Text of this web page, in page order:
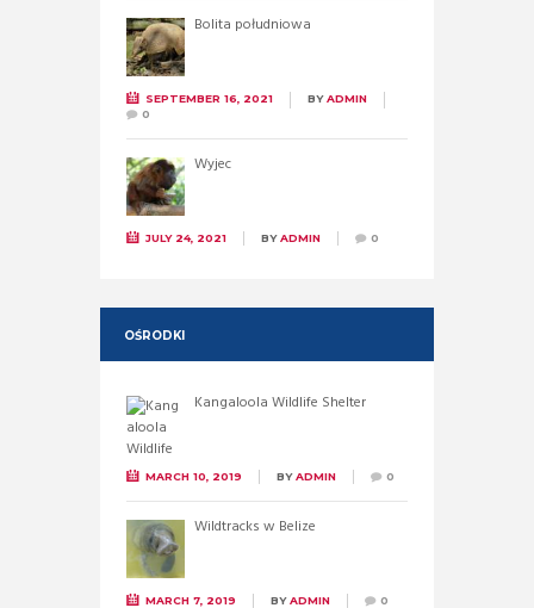
Bolita południowa
SEPTEMBER 16, 2021 BYADMIN
0
Wyjec
JULY 24, 2021 BYADMIN 0
OŚRODKI
Kangaloola Wildlife Shelter
MARCH 10, 2019 BYADMIN 0
Wildtracks w Belize
MARCH 7, 2019 BYADMIN 0